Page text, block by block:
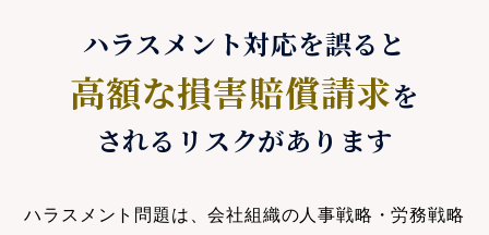
ハラスメント対応を誤ると
高額な損害賠償請求を
されるリスクがあります
ハラスメント問題は、会社組織の人事戦略・労務戦略